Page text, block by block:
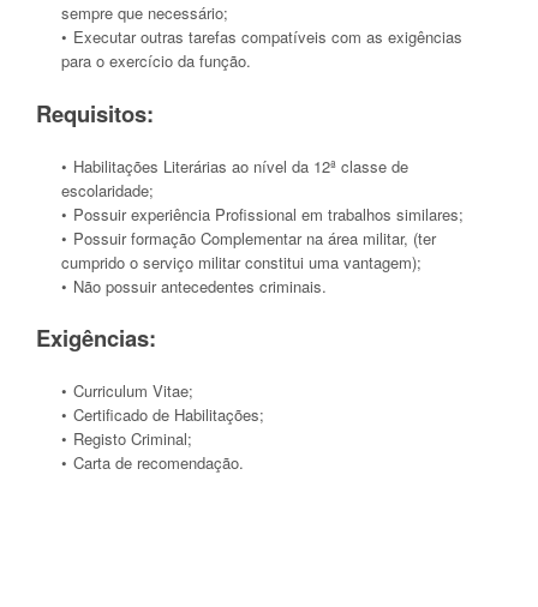
sempre que necessário;
Executar outras tarefas compatíveis com as exigências
para o exercício da função.
Requisitos:
Habilitações Literárias ao nível da 12ª classe de
escolaridade;
Possuir experiência Profissional em trabalhos similares;
Possuir formação Complementar na área militar, (ter
cumprido o serviço militar constitui uma vantagem);
Não possuir antecedentes criminais.
Exigências:
Curriculum Vitae;
Certificado de Habilitações;
Registo Criminal;
Carta de recomendação.